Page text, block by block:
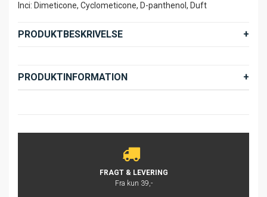
Inci: Dimeticone, Cyclometicone, D-panthenol, Duft
PRODUKTBESKRIVELSE
PRODUKTINFORMATION
FRAGT & LEVERING
Fra kun 39,-